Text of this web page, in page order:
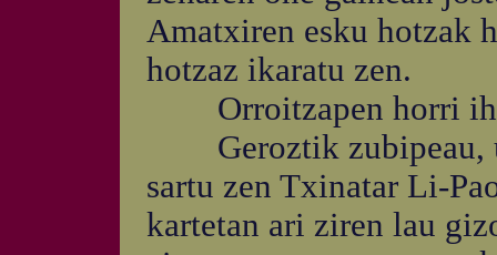
Amatxiren esku hotzak
hotzaz ikaratu zen.
Orroitzapen horri
Geroztik zubipeau,
sartu zen Txinatar Li-
kartetan ari ziren lau